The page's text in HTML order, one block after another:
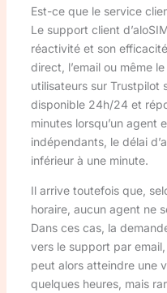
Est-ce que le service
Le support client
réactivité et son
direct, l’email ou même
utilisateurs sur Trustpilot
disponible 24h/24 et
minutes lorsqu’un agent
indépendants, le délai
inférieur à une minute.
Il arrive toutefois que,
horaire, aucun agent ne
Dans ces cas, la
vers le support par
peut alors atteindre une
quelques heures, mais